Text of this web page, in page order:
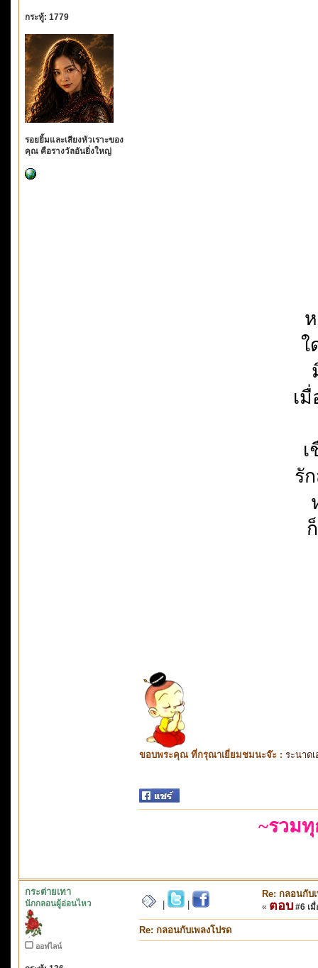
กระทู้: 1779
รอยยิ้มและเสียงหัวเราะของ
คุณ คือรางวัลอันยิ่งใหญ่
ใ
เ
รั
ขอบพระคุณ ที่กรุณาเยี่ยมชมนะจ๊ะ : ระนาดเ
~รวม
กระต่ายเทา
นักกลอนผู้อ่อนไหว
ออฟไลน์
Re: กลอนกับ
« ตอบ #6 เมื่
Re: กลอนกับเพลงโปรด